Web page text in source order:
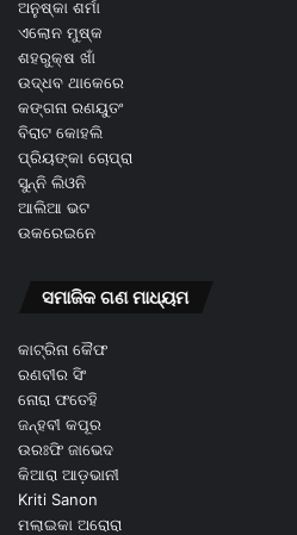
ଅନୁଷ୍କା ଶର୍ମା
ଏଲୋନ ମୁଷ୍କ
ଶହରୁକ୍ଷ ଖାଁ
ଉଦ୍ଧବ ଥାକେରେ
କଙ୍ଗନା ରଣୟୁତଂ
ବିରାଟ କୋହଲି
ପ୍ରିୟଙ୍କା ଚୋପ୍ରା
ସୁନ୍ନି ଲିଓନି
ଆଲିଆ ଭଟ
ଉକରେଇନେ
ସମାଜିକ ଗଣ ମାଧ୍ୟମ
କାଟ୍ରିନା କୈଫ
ରଣବୀର ସିଂ
ନୋରା ଫତେହି
ଜନ୍ହବୀ କପୂର
ଉରଃଫି ଜାଭେଦ
କିଆରା ଆଡ଼ଭାନୀ
Kriti Sanon
ମଲାଇକା ଅରୋରା